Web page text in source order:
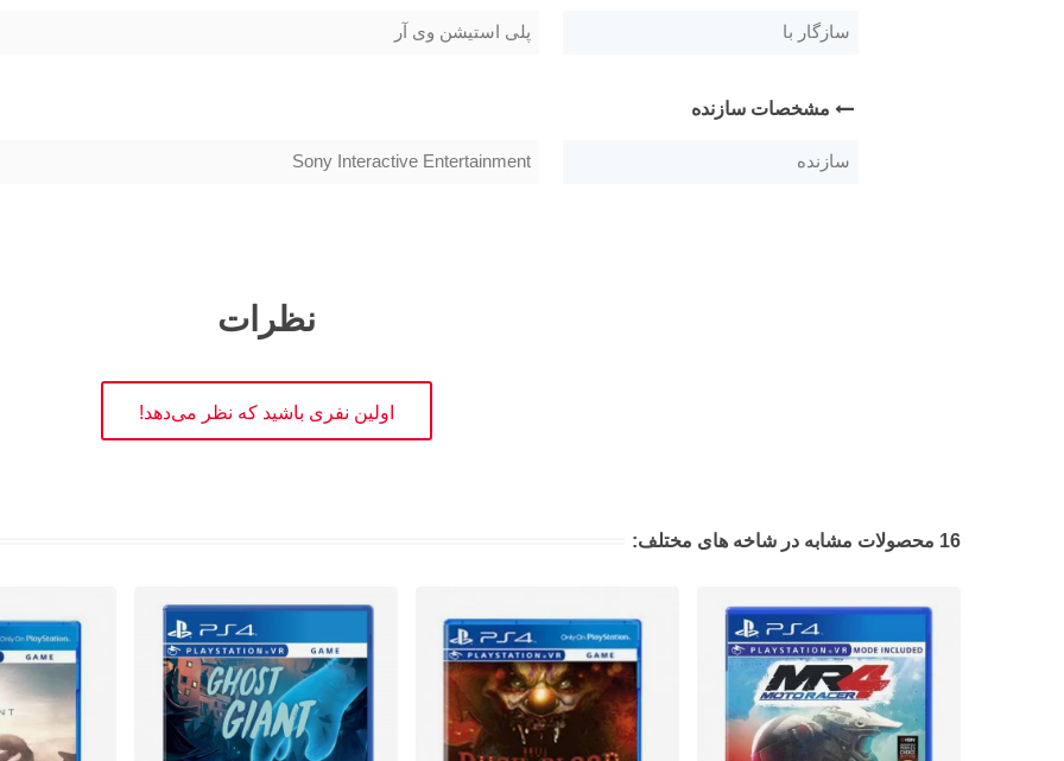
سازگار با پلی استیشن وی آر
مشخصات سازنده
سازنده Sony Interactive Entertainment
نظرات
اولین نفری باشید که نظر می‌دهد!
16 محصولات مشابه در شاخه های مختلف: